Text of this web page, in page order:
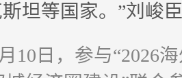
坦等国家。”刘峻
10日，参与“2026